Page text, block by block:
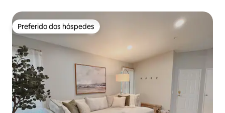
Preferido dos hóspedes
Preferido dos hóspedes